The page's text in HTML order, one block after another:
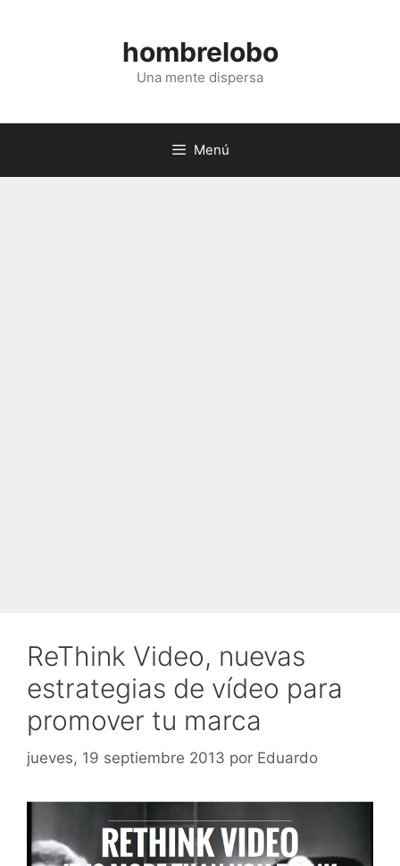
hombrelobo
Una mente dispersa
Menú
ReThink Video, nuevas
estrategias de vídeo para
promover tu marca
jueves, 19 septiembre 2013 por Eduardo